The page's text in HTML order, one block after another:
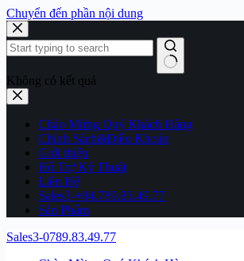
Chuyển đến phần nội dung
Không có kết quả
Chào Mừng Quý Khách Hàng
Chính Sách&Điều Khoản
Giới thiệu
Hổ Trợ Kỷ Thuật
Liên Hệ
Sales3-+84.789.83.49.77
Sản Phẩm
Sales3-0789.83.49.77